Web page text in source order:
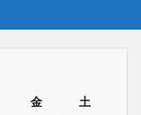
金 土